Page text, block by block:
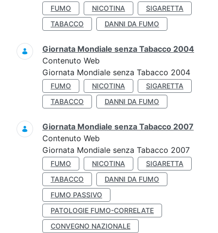
FUMO NICOTINA
SIGARETTA
TABACCO
DANNI DA FUMO
Giornata Mondiale senza Tabacco 2004
Contenuto Web
Giornata Mondiale senza Tabacco 2004
FUMO NICOTINA
SIGARETTA
TABACCO
DANNI DA FUMO
Giornata Mondiale senza Tabacco 2007
Contenuto Web
Giornata Mondiale senza Tabacco 2007
FUMO NICOTINA
SIGARETTA
TABACCO
DANNI DA FUMO
FUMO PASSIVO
PATOLOGIE FUMO-CORRELATE
CONVEGNO NAZIONALE